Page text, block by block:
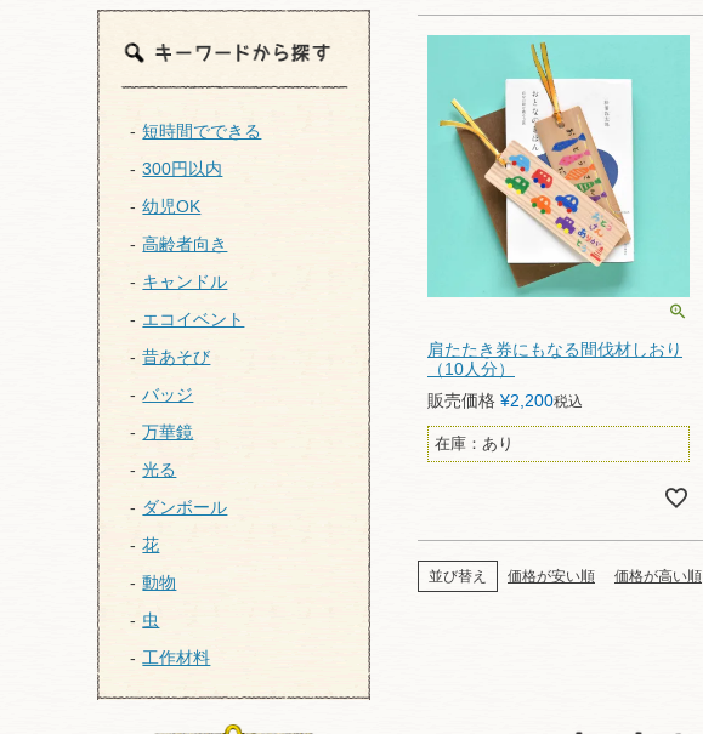
短時間でできる
300円以内
幼児OK
高齢者向き
キャンドル
エコイベント
昔あそび
バッジ
万華鏡
光る
ダンボール
花
動物
虫
工作材料
肩たたき券にもなる間伐材しおり
（10人分）
販売価格 ¥2,200税込
在庫：あり
並び替え 価格が安い順 価格が高い順